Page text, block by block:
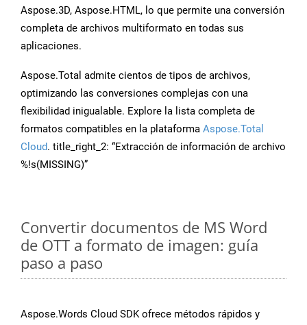
Aspose.3D, Aspose.HTML, lo que permite una conversión
completa de archivos multiformato en todas sus
aplicaciones.
Aspose.Total admite cientos de tipos de archivos,
optimizando las conversiones complejas con una
flexibilidad inigualable. Explore la lista completa de
formatos compatibles en la plataforma Aspose.Total
Cloud. title_right_2: “Extracción de información de archivo
%!s(MISSING)”
Convertir documentos de MS Word
de OTT a formato de imagen: guía
paso a paso
Aspose.Words Cloud SDK ofrece métodos rápidos y